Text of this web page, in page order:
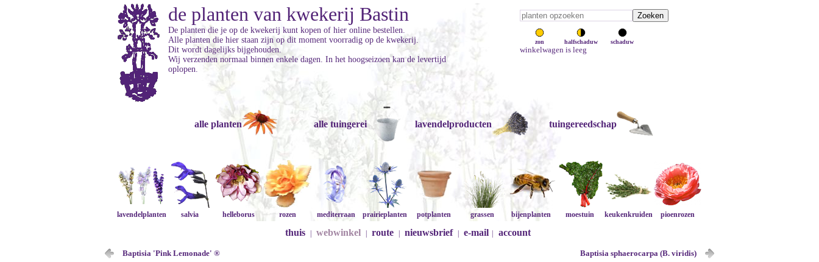
zon halfschaduw schaduw
winkelwagen is leeg
de planten van kwekerij Bastin
De planten die je op de kwekerij kunt kopen of hier online bestellen.
Alle planten die hier staan zijn op dit moment voorradig op de kwekerij.
Dit wordt dagelijks bijgehouden.
Wij verzenden normaal binnen enkele dagen. In het hoogseizoen kan de levertijd
oplopen.
alle planten alle tuingerei lavendelproducten tuingereedschap
lavendelplanten salvia helleborus rozen mediterraan prairieplanten potplanten grassen bijenplanten moestuin keukenkruiden pioenrozen
thuis webwinkel route nieuwsbrief e-mail account
Baptisia 'Pink Lemonade' ® Baptisia sphaerocarpa (B. viridis)